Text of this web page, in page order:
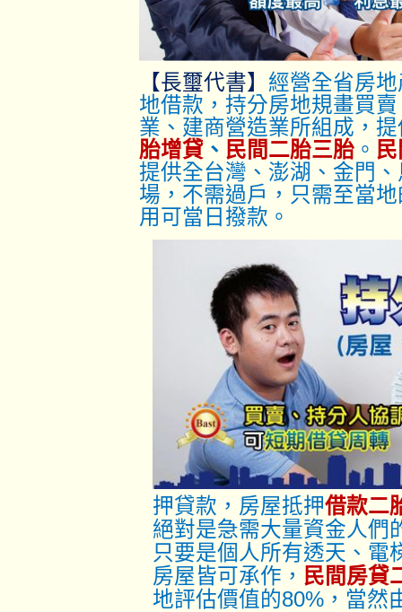
【長璽代書】 經營全省房
地借款，持分房地規畫買
業、建商營造業所組成，
胎增貸 、 民間二胎三胎 。
提供全台灣、澎湖、金門
場，不需過戶，只需至當
用可當日撥款。
押貸款，房屋抵押借款二
絕對是急需大量資金人們
只要是個人所有透天、電
房屋皆可承作， 民間房貸
地評估價值的80%，當然